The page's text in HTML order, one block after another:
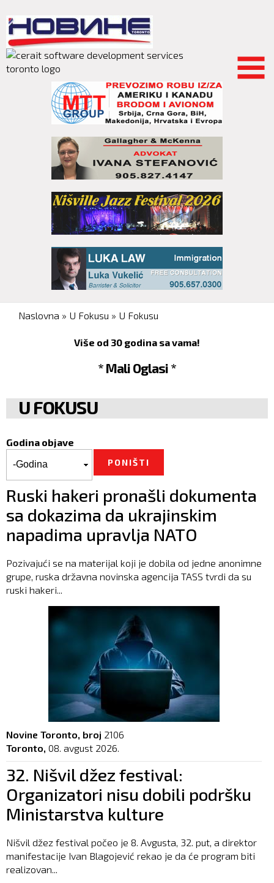
main
content
You are here
Naslovna » U Fokusu » U Fokusu
Više od 30 godina sa vama!
* Mali Oglasi *
U FOKUSU
Godina objave
Ruski hakeri pronašli dokumenta
sa dokazima da ukrajinskim
napadima upravlja NATO
Pozivajući se na materijal koji je dobila od jedne anonimne
grupe, ruska državna novinska agencija TASS tvrdi da su
ruski hakeri...
Novine Toronto, broj 2106
Toronto, 08. avgust 2026.
32. Nišvil džez festival:
Organizatori nisu dobili podršku
Ministarstva kulture
Nišvil džez festival počeo je 8. Avgusta, 32. put, a direktor
manifestacije Ivan Blagojević rekao je da će program biti
realizovan...